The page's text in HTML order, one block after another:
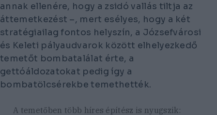
annak ellenére, hogy a zsidó vallás tiltja az
áttemetkezést –, mert esélyes, hogy a két
stratégiailag fontos helyszín, a Józsefvárosi
és Keleti pályaudvarok között elhelyezkedő
temetőt bombatalálat érte, a
gettóáldozatokat pedig így a
bombatölcsérekbe temethették.
A temetőben több híres építész is nyugszik: